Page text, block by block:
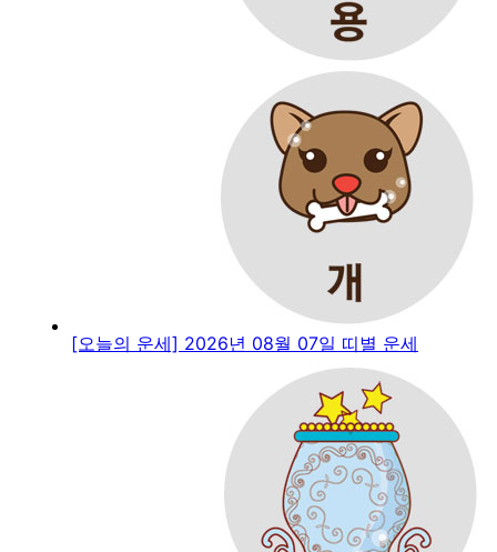
[오늘의 운세] 2026년 08월 07일 띠별 운세